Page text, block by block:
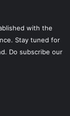
with the
Stay tuned for
Do subscribe our